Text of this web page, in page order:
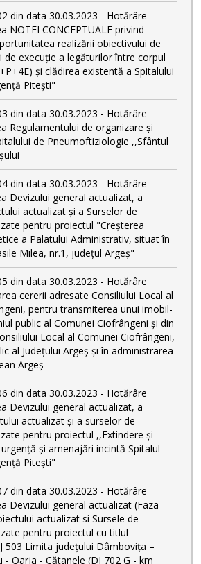
din data 30.03.2023 - Hotărâre
NOTEI CONCEPTUALE privind
realizării obiectivului de
de execuție a legăturilor între corpul
și clădirea existentă a Spitalului
Pitești"
din data 30.03.2023 - Hotărâre
Regulamentului de organizare și
de Pneumoftiziologie ,,Sfântul
din data 30.03.2023 - Hotărâre
Devizului general actualizat, a
actualizat și a Surselor de
pentru proiectul "Creşterea
a Palatului Administrativ, situat în
Milea, nr.1, judeţul Argeş"
din data 30.03.2023 - Hotărâre
cererii adresate Consiliului Local al
pentru transmiterea unui imobil-
public al Comunei Ciofrângeni și din
Local al Comunei Ciofrângeni,
al Județului Argeș și în administrarea
Argeș
din data 30.03.2023 - Hotărâre
Devizului general actualizat, a
actualizat și a surselor de
pentru proiectul ,,Extindere și
și amenajări incintă Spitalul
Pitești"
din data 30.03.2023 - Hotărâre
Devizului general actualizat (Faza –
actualizat si Sursele de
pentru proiectul cu titlul
503 Limita județului Dâmbovița –
- Oarja - Cătanele (DJ 702 G - km